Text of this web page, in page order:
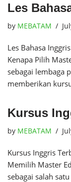
Les
by MEBATAM
Les Bahasa
Kenapa Pilih
sebagai lembaga
memberikan
Kursus
by MEBATAM
Kursus Inggris
Memilih Master
sebagai salah